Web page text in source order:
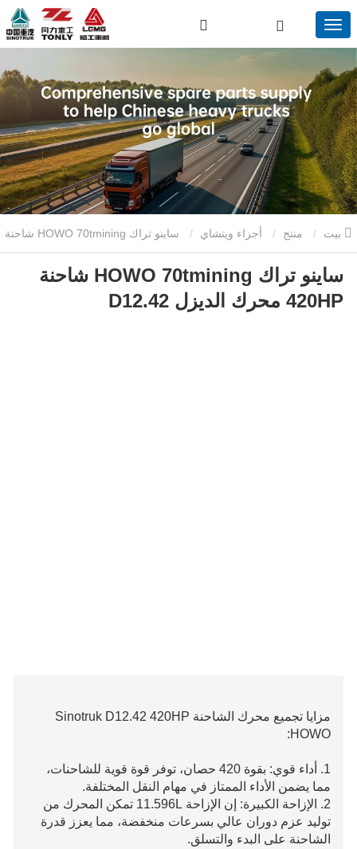
منتج أجزاء ويتشاي ساينو تراك HOWO 70tmining شاحنة
420HP محرك الديزل D12.42
ساينو تراك HOWO 70tmining شاحنة
420HP محرك الديزل D12.42
مزايا تجميع محرك الشاحنة Sinotruk D12.42 420HP
HOWO:
1. أداء قوي: بقوة 420 حصان، توفر قوة قوية للشاحنات،
مما يضمن الأداء الممتاز في مهام النقل المختلفة.
2. الإزاحة الكبيرة: إن الإزاحة 11.596L تمكن المحرك من
توليد عزم دوران عالي بسرعات منخفضة، مما يعزز قدرة
الشاحنة على البدء والتسلق.